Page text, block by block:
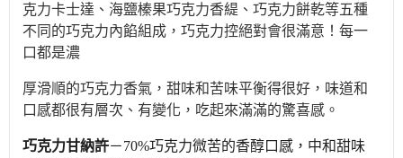
克力卡士達、海鹽榛果巧克力香緹、巧克力餅乾等五種
不同的巧克力內餡組成，巧克力控絕對會很滿意！每一
口都是濃
厚滑順的巧克力香氣，甜味和苦味平衡得很好，味道和
口感都很有層次、有變化，吃起來滿滿的驚喜感。
巧克力甘納許－70%巧克力微苦的香醇口感，中和甜味